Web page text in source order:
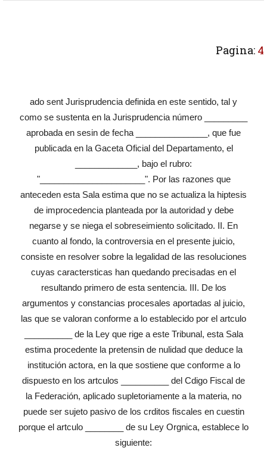
Pagina: 4
ado sent Jurisprudencia definida en este sentido, tal y
como se sustenta en la Jurisprudencia número _________
aprobada en sesin de fecha _______________, que fue
publicada en la Gaceta Oficial del Departamento, el
_____________, bajo el rubro:
"______________________". Por las razones que
anteceden esta Sala estima que no se actualiza la hiptesis
de improcedencia planteada por la autoridad y debe
negarse y se niega el sobreseimiento solicitado. II. En
cuanto al fondo, la controversia en el presente juicio,
consiste en resolver sobre la legalidad de las resoluciones
cuyas caractersticas han quedando precisadas en el
resultando primero de esta sentencia. III. De los
argumentos y constancias procesales aportadas al juicio,
las que se valoran conforme a lo establecido por el artculo
__________ de la Ley que rige a este Tribunal, esta Sala
estima procedente la pretensin de nulidad que deduce la
institución actora, en la que sostiene que conforme a lo
dispuesto en los artculos __________ del Cdigo Fiscal de
la Federación, aplicado supletoriamente a la materia, no
puede ser sujeto pasivo de los crditos fiscales en cuestin
porque el artculo ________ de su Ley Orgnica, establece lo
siguiente: